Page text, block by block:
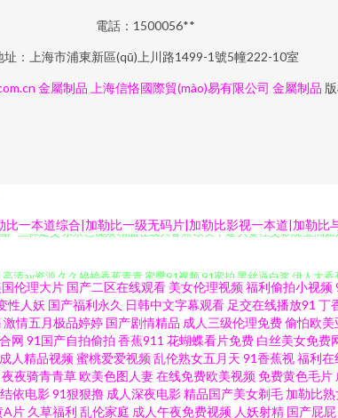
電話：1500056**
址：上海市浦東新區(qū)上川路1499-1號5幢222-10室
金屬制品 上海信恪國際貿(mào)易有限公司 金屬制品
一本道综合|加勒比一级无码片|加勒比影视一本道|加勒比
丝袜足交 东京色视频 精品在线大香蕉 欧美干逼 人妻性交影院 亚洲
伊人狠狠干 91人人草人妻 av三级网址 白丝学姐自慰 国产91黑丝高
视频官网91 久久国产精品电影 日韩第1页 香蕉网站在线观看 91黄
日韩三级片AV 亚洲导航 91探花黑丝视频 超碰91成人在线 国产91
国伦理大片 国产二区在线观看 美女伦理视频福利偷拍小视频
性人妖 国产福利永久 日韩中文字幕观看 足交在线播放91 丁
激情五月极品婷婷 国产剧情精品 成人三级伦理免费偷怕欧美
网 91国产自拍偷拍 香蕉911 花蝴蝶看片免费 白丝美女免费
人精品视频蜜桃爱爱视频乱伦熟女五月天 91香蕉视福利在
夜夜骑青青草欧美色图人妻在线免费欧美视频免费黄色毛片
依电影91狠狠撸 成人深夜电影精品国产美女剃毛 加勒比熟
A片 久草福利 乱伦家庭 成人午夜免费视频 人妖射精 国产屁屁